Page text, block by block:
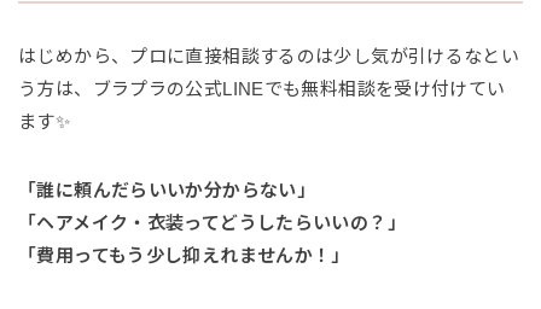
はじめから、プロに直接相談するのは少し気が引けるなとい
う方は、ブラプラの公式LINEでも無料相談を受け付けてい
ます✨
「誰に頼んだらいいか分からない」
「ヘアメイク・衣装ってどうしたらいいの？」
「費用ってもう少し抑えれませんか！」